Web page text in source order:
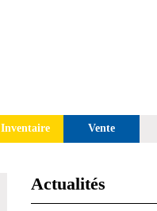
Inventaire Vente
Actualités